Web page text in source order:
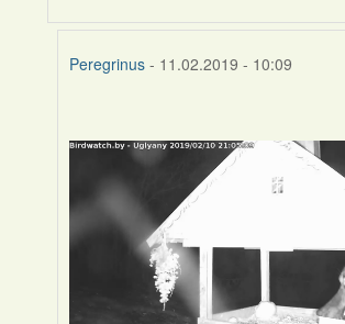
Peregrinus - 11.02.2019 - 10:09
to
Harrier